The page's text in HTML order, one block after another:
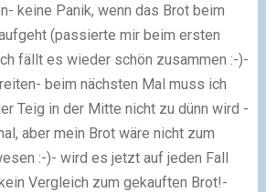
- keine Panik, wenn das Brot beim
(passierte mir beim ersten
fällt es wieder schön zusammen :-)-
- beim nächsten Mal muss ich
Teig in der Mitte nicht zu dünn wird -
aber mein Brot wäre nicht zum
:-)- wird es jetzt auf jeden Fall
Vergleich zum gekauften Brot!-